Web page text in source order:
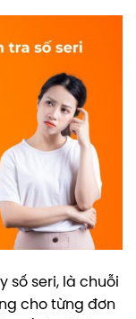
số seri, là chuỗi
cho từng đơn